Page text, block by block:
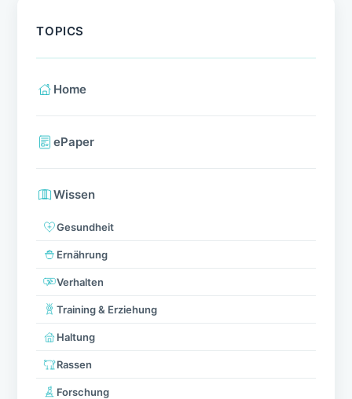
TOPICS
Home
ePaper
Wissen
Gesundheit
Ernährung
Verhalten
Training & Erziehung
Haltung
Rassen
Forschung